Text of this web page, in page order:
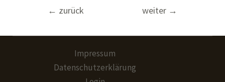
Beitragsnavigation
← zurück weiter →
Impressum
Datenschutzerklärung